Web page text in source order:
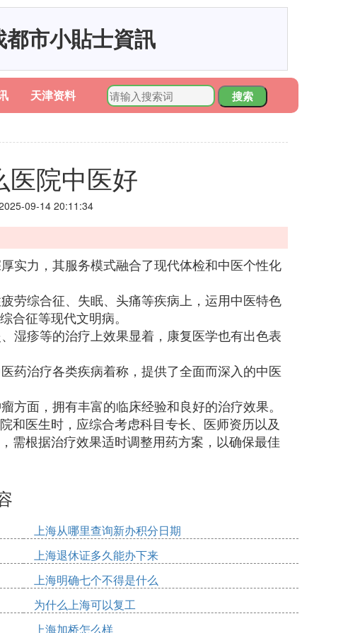
市小貼士資訊
天津资料
搜索
医院中医好
09-14 20:11:34
实力，其服务模式融合了现代体检和中医个性化
劳综合征、失眠、头痛等疾病上，运用中医特色
合征等现代文明病。
湿疹等的治疗上效果显着，康复医学也有出色表
药治疗各类疾病着称，提供了全面而深入的中医
方面，拥有丰富的临床经验和良好的治疗效果。
和医生时，应综合考虑科目专长、医师资历以及
需根据治疗效果适时调整用药方案，以确保最佳
上海从哪里查询新办积分日期
上海退休证多久能办下来
上海明确七个不得是什么
为什么上海可以复工
上海加桥怎么样